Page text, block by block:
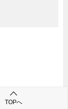
TOPへ